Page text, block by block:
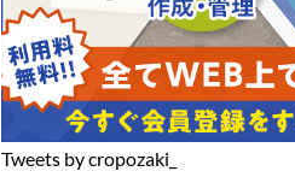
Tweets by cropozaki_